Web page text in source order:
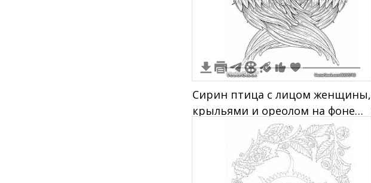
оставшееся время (3:19),
указатель сети "Vod
Сирин птица с лицом женщины,
крыльями и ореолом на фоне